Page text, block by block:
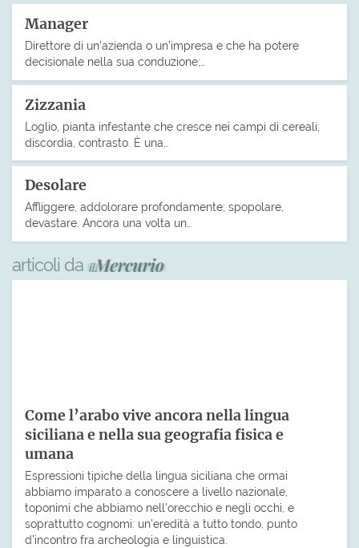
Manager
Direttore di un’azienda o un’impresa e che ha potere
decisionale nella sua conduzione;…
Zizzania
Loglio, pianta infestante che cresce nei campi di cereali;
discordia, contrasto. È una…
Desolare
Affliggere, addolorare profondamente; spopolare,
devastare. Ancora una volta un…
articoli da
Come l’arabo vive ancora nella lingua
siciliana e nella sua geografia fisica e
umana
Espressioni tipiche della lingua siciliana che ormai
abbiamo imparato a conoscere a livello nazionale,
toponimi che abbiamo nell’orecchio e negli occhi, e
soprattutto cognomi: un’eredità a tutto tondo, punto
d’incontro fra archeologia e linguistica.